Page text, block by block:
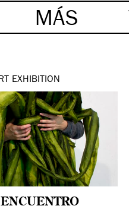
MÁS
EXHIBITION